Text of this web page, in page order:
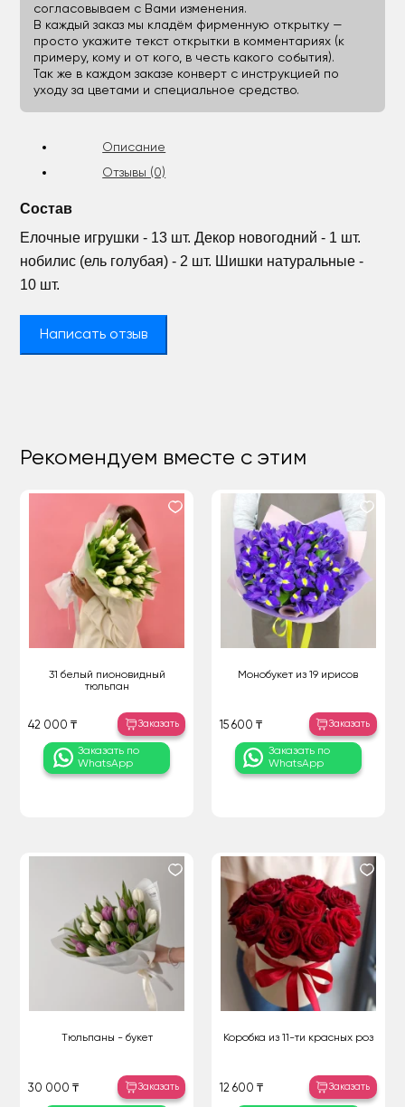
согласовываем с Вами изменения.
В каждый заказ мы кладём фирменную открытку —
просто укажите текст открытки в комментариях (к
примеру, кому и от кого, в честь какого события).
Так же в каждом заказе конверт с инструкцией по
уходу за цветами и специальное средство.
Описание
Отзывы (0)
Состав
Елочные игрушки - 13 шт. Декор новогодний - 1 шт.
нобилис (ель голубая) - 2 шт. Шишки натуральные -
10 шт.
Написать отзыв
Рекомендуем вместе с этим
31 белый пионовидный
тюльпан
42 000 ₸ Заказать
Заказать по
WhatsApp
Монобукет из 19 ирисов
15 600 ₸ Заказать
Заказать по
WhatsApp
Тюльпаны - букет
30 000 ₸ Заказать
Коробка из 11-ти красных роз
12 600 ₸ Заказать